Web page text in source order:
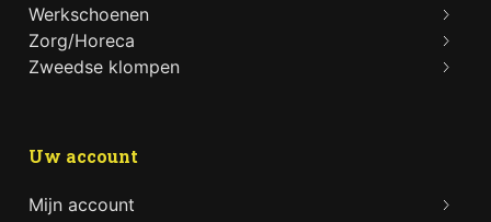
Werkschoenen
Zorg/Horeca
Zweedse klompen
Uw account
Mijn account